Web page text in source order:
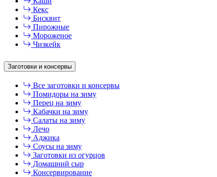
Кекс
Бисквит
Пирожные
Мороженое
Чизкейк
Заготовки и консервы
Все заготовки и консервы
Помидоры на зиму
Перец на зиму
Кабачки на зиму
Салаты на зиму
Лечо
Аджика
Соусы на зиму
Заготовки из огурцов
Домашний сыр
Консервирование